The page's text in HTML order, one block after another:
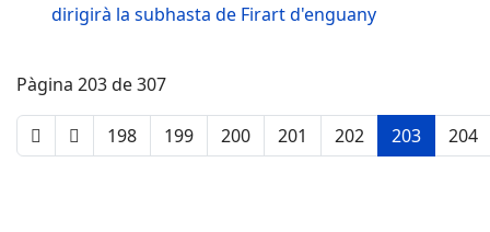
dirigirà la subhasta de Firart d'enguany
Pàgina 203 de 307
198 199 200 201 202 203 204